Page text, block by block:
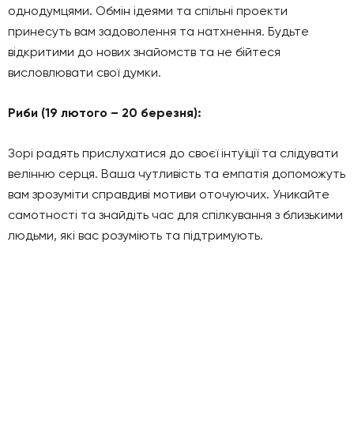
однодумцями. Обмін ідеями та спільні проекти
принесуть вам задоволення та натхнення. Будьте
відкритими до нових знайомств та не бійтеся
висловлювати свої думки.
Риби (19 лютого – 20 березня):
Зорі радять прислухатися до своєї інтуїції та слідувати
велінню серця. Ваша чутливість та емпатія допоможуть
вам зрозуміти справдиві мотиви оточуючих. Уникайте
самотності та знайдіть час для спілкування з близькими
людьми, які вас розуміють та підтримують.